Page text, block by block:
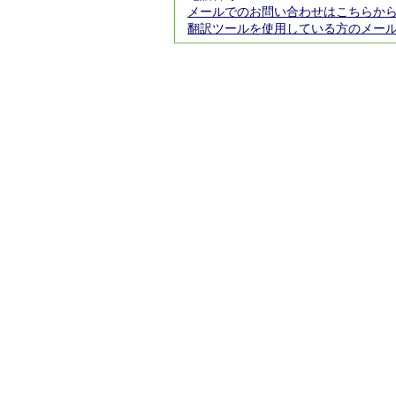
メールでのお問い合わせはこちらから
翻訳ツールを使用している方のメー